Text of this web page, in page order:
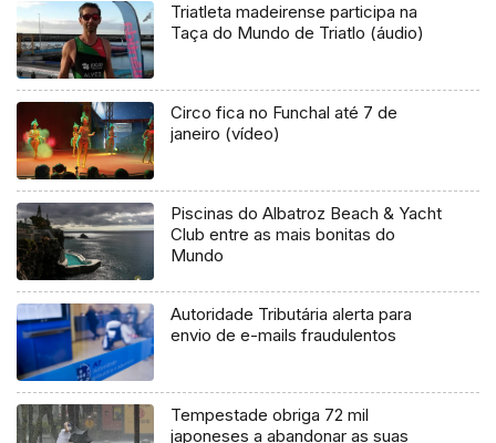
Triatleta madeirense participa na
Taça do Mundo de Triatlo (áudio)
Circo fica no Funchal até 7 de
janeiro (vídeo)
Piscinas do Albatroz Beach & Yacht
Club entre as mais bonitas do
Mundo
Autoridade Tributária alerta para
envio de e-mails fraudulentos
Tempestade obriga 72 mil
japoneses a abandonar as suas